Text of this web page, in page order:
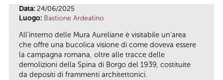
Data: 24/06/2025
Luogo: Bastione Ardeatino
All’interno delle Mura Aureliane è visitabile un’area
che offre una bucolica visione di come doveva essere
la campagna romana, oltre alle tracce delle
demolizioni della Spina di Borgo del 1939, costituite
da depositi di frammenti architettonici.